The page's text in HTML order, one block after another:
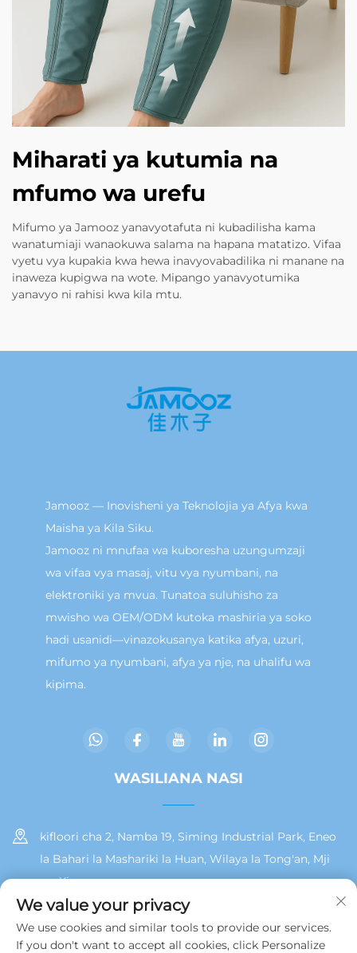
Miharati ya kutumia na
mfumo wa urefu
Mifumo ya Jamooz yanavyotafuta ni kubadilisha kama
wanatumiaji wanaokuwa salama na hapana matatizo. Vifaa
vyetu vya kupakia kwa hewa inavyovabadilika ni manane na
inaweza kupigwa na wote. Mipango yanavyotumika
yanavyo ni rahisi kwa kila mtu.
Jamooz — Inovisheni ya Teknolojia ya Afya kwa
Maisha ya Kila Siku.
Jamooz ni mnufaa wa kuboresha uzungumzaji
wa vifaa vya masaj, vitu vya nyumbani, na
elektroniki ya mvua. Tunatoa suluhisho za
mwisho wa OEM/ODM kutoka mashiria ya soko
hadi usanidi—vinazokusanya katika afya, uzuri,
mifumo ya nyumbani, afya ya nje, na uhalifu wa
kipima.
WASILIANA NASI
kifloori cha 2, Namba 19, Siming Industrial Park, Eneo
la Bahari la Mashariki la Huan, Wilaya la Tong'an, Mji
wa Xiamen
+86 13215929911
[email protected]
We value your privacy
We use cookies and similar tools to provide our services.
If you don't want to accept all cookies, click Personalize